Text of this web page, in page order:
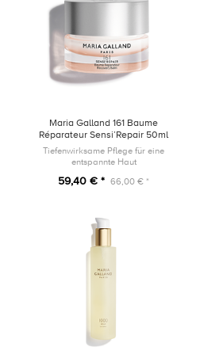
Maria Galland 161 Baume
Réparateur Sensi’Repair 50ml
Tiefenwirksame Pflege für eine
entspannte Haut
59,40 € * 66,00 € *